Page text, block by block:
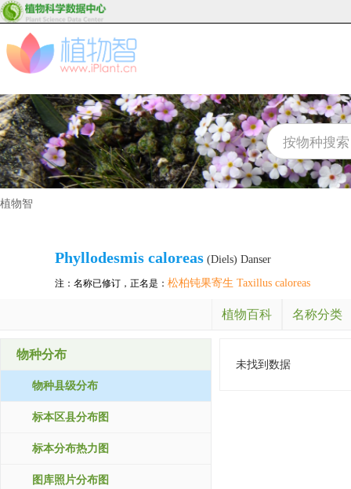
植物智
Phyllodesmis caloreas (Diels) Danser
注：名称已修订，正名是： 松柏钝果寄生 Taxillus caloreas
植物百科 名称分类
物种分布
物种县级分布
标本区县分布图
标本分布热力图
图库照片分布图
未找到数据